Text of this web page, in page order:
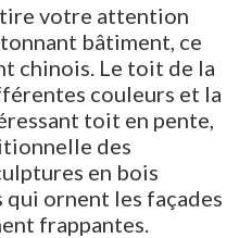
votre attention
bâtiment, ce
chinois. Le toit de la
couleurs et la
toit en pente,
des
en bois
qui ornent les façades
frappantes.